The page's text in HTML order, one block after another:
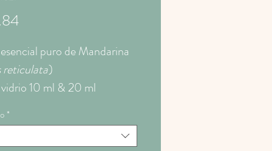
Precio
puro de Mandarina
)
10 ml & 20 ml
*